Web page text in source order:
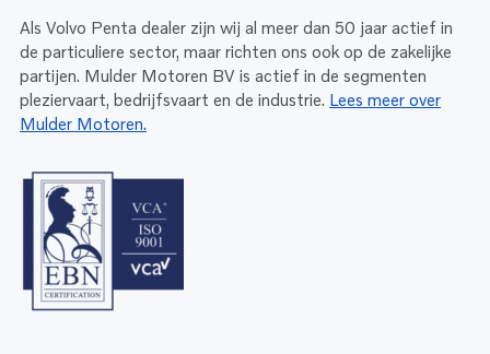
Als Volvo Penta dealer zijn wij al meer dan 50 jaar actief in
de particuliere sector, maar richten ons ook op de zakelijke
partijen. Mulder Motoren BV is actief in de segmenten
pleziervaart, bedrijfsvaart en de industrie. Lees meer over
Mulder Motoren.